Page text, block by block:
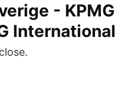
- KPMG
International